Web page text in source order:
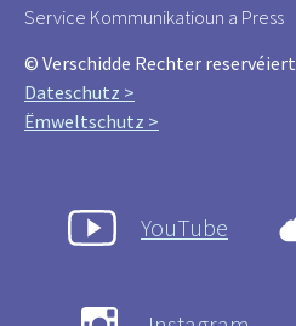
Service Kommunikatioun a Press
© Verschidde Rechter reservéiert
Dateschutz >
Ëmweltschutz >
YouTube